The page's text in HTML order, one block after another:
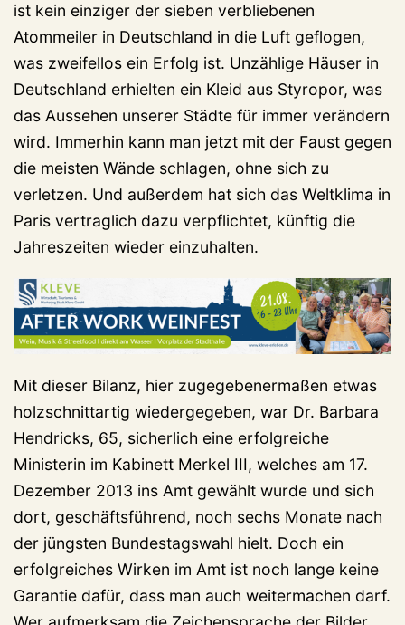
ist kein einziger der sieben verbliebenen
Atommeiler in Deutschland in die Luft geflogen,
was zweifellos ein Erfolg ist. Unzählige Häuser in
Deutschland erhielten ein Kleid aus Styropor, was
das Aussehen unserer Städte für immer verändern
wird. Immerhin kann man jetzt mit der Faust gegen
die meisten Wände schlagen, ohne sich zu
verletzen. Und außerdem hat sich das Weltklima in
Paris vertraglich dazu verpflichtet, künftig die
Jahreszeiten wieder einzuhalten.
Mit dieser Bilanz, hier zugegebenermaßen etwas
holzschnittartig wiedergegeben, war Dr. Barbara
Hendricks, 65, sicherlich eine erfolgreiche
Ministerin im Kabinett Merkel III, welches am 17.
Dezember 2013 ins Amt gewählt wurde und sich
dort, geschäftsführend, noch sechs Monate nach
der jüngsten Bundestagswahl hielt. Doch ein
erfolgreiches Wirken im Amt ist noch lange keine
Garantie dafür, dass man auch weitermachen darf.